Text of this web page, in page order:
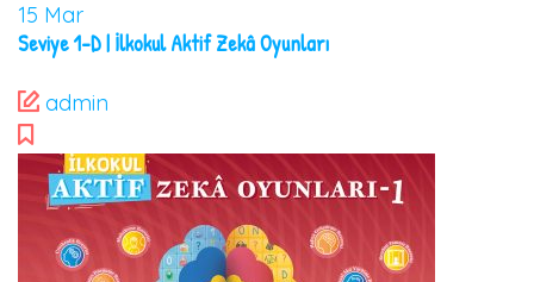
15 Mar
Seviye 1-D | İlkokul Aktif Zekâ Oyunları
admin